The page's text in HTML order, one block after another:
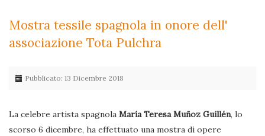
Mostra tessile spagnola in onore dell'
associazione Tota Pulchra
Pubblicato: 13 Dicembre 2018
La celebre artista spagnola María Teresa Muñoz Guillén, lo
scorso 6 dicembre, ha effettuato una mostra di opere